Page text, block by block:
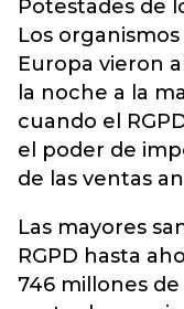
Potestades de
Los
Europa vieron
la noche a la
cuando el
el poder de
de las ventas
Las mayores
RGPD hasta
746 millones